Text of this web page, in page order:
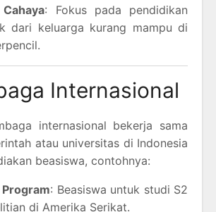
: Fokus pada pendidikan
dari keluarga kurang mampu di
Internasional
internasional bekerja sama
atau universitas di Indonesia
beasiswa, contohnya:
: Beasiswa untuk studi S2
di Amerika Serikat.